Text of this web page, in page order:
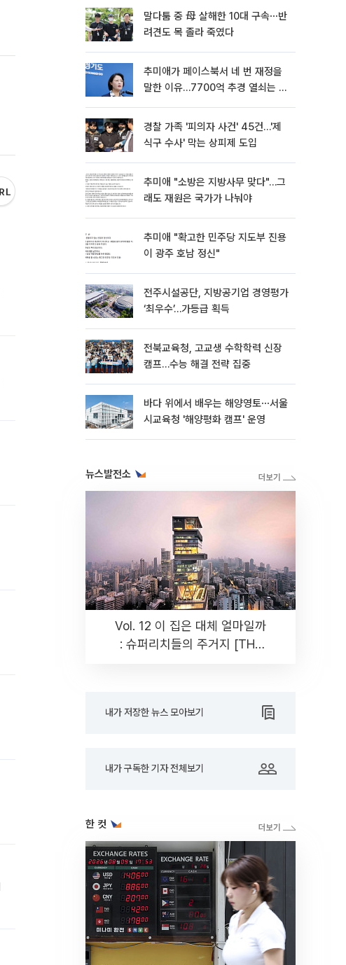
말다툼 중 母 살해한 10대 구속⋯반
려견도 목 졸라 죽였다
추미애가 페이스북서 네 번 재정을
말한 이유…7700억 추경 열쇠는 도
경찰 가족 '피의자 사건' 45건…'제
식구 수사' 막는 상피제 도입
추미애 "소방은 지방사무 맞다"…그
래도 재원은 국가가 나눠야
추미애 "확고한 민주당 지도부 진용
이 광주 호남 정신"
전주시설공단, 지방공기업 경영평가
‘최우수’…가등급 획득
전북교육청, 고교생 수학학력 신장
캠프…수능 해결 전략 집중
바다 위에서 배우는 해양영토⋯서울
시교육청 '해양평화 캠프' 운영
뉴스발전소
Vol. 12 이 집은 대체 얼마일까
: 슈퍼리치들의 주거지 [THE
내가 저장한 뉴스 모아보기
내가 구독한 기자 전체보기
한 컷